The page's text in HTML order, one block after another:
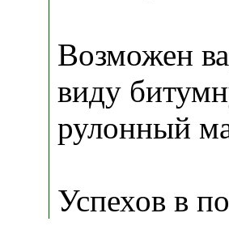
Возможен
виду
рулонный
Успехов в